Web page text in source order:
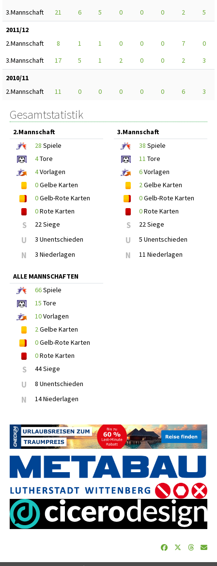
3.Mannschaft
21 6 5 0 0 0 2
5
2011/12
2.Mannschaft
8 1 1 0 0 0 7
0
3.Mannschaft
17 5 1 2 0 0 2
3
2010/11
2.Mannschaft
11 0 0 0 0 0 6 3
Gesamtstatistik
2.Mannschaft
28 Spiele
4Tore
4Vorlagen
0Gelbe Karten
0Gelb-Rote Karten
0Rote Karten
S 22 Siege
U 3 Unentschieden
N 3 Niederlagen
3.Mannschaft
38 Spiele
11 Tore
6Vorlagen
2Gelbe Karten
0Gelb-Rote Karten
0Rote Karten
S 22 Siege
U 5 Unentschieden
N 11 Niederlagen
ALLE MANNSCHAFTEN
66Spiele
15 Tore
10Vorlagen
2Gelbe Karten
0Gelb-Rote Karten
0Rote Karten
S 44 Siege
U 8 Unentschieden
N 14 Niederlagen